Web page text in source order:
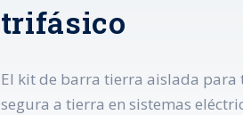
trifásico
El kit de barra tierra aislada para
segura a tierra en sistemas